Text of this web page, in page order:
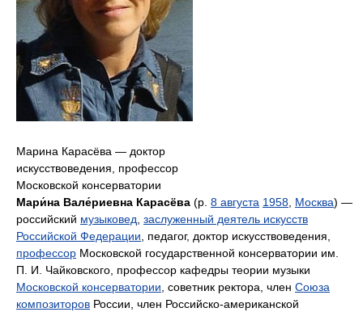
Марина Карасёва — доктор
искусствоведения, профессор
Московской консерватории
Мари́на Вале́риевна Карасёва (р. 8 августа 1958, Москва) —
российский музыковед, заслуженный деятель искусств
Российской Федерации, педагог, доктор искусствоведения,
профессор Московской государственной консерватории им.
П. И. Чайковского, профессор кафедры теории музыки
Московской консерватории, советник ректора, член Союза
композиторов России, член Российско-американской